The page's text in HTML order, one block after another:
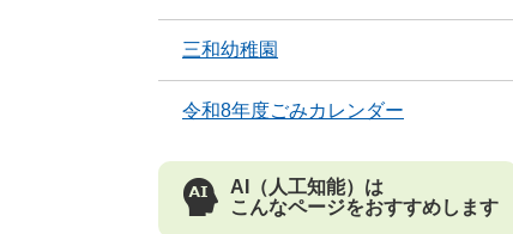
三和幼稚園
令和8年度ごみカレンダー
AI（人工知能）は
こんなページをおすすめします